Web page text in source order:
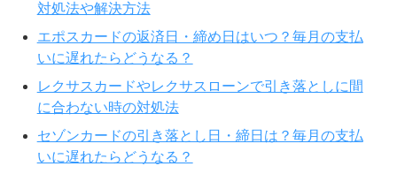
対処法や解決方法
エポスカードの返済日・締め日はいつ？毎月の支払
いに遅れたらどうなる？
レクサスカードやレクサスローンで引き落としに間
に合わない時の対処法
セゾンカードの引き落とし日・締日は？毎月の支払
いに遅れたらどうなる？